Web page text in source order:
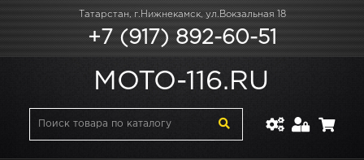
Татарстан, г.Нижнекамск, ул.Вокзальная 18
+7 (917) 892-60-51
MOTO-116.RU